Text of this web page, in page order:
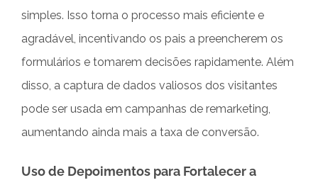
simples. Isso torna o processo mais eficiente e
agradável, incentivando os pais a preencherem os
formulários e tomarem decisões rapidamente. Além
disso, a captura de dados valiosos dos visitantes
pode ser usada em campanhas de remarketing,
aumentando ainda mais a taxa de conversão.
Uso de Depoimentos para Fortalecer a